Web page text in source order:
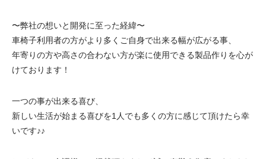
〜弊社の想いと開発に至った経緯〜
車椅子利用者の方がより多くご自身で出来る幅が広がる事、
年寄りの方や高さの合わない方が楽に使用できる製品作りを心が
けております！
一つの事が出来る喜び、
新しい生活が始まる喜びを1人でも多くの方に感じて頂けたら幸
いです♪♪